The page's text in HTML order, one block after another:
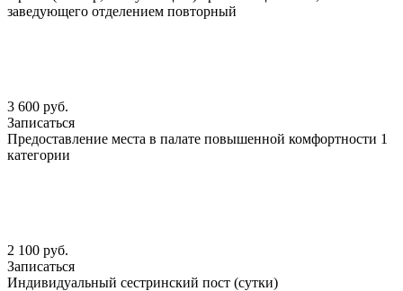
заведующего отделением повторный
3 600 руб.
Записаться
Предоставление места в палате повышенной комфортности 1
категории
2 100 руб.
Записаться
Индивидуальный сестринский пост (сутки)